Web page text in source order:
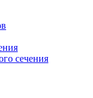
сечения